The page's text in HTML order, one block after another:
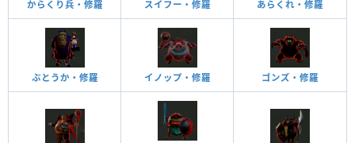
からくり兵・修羅 スイフー・修羅 あらくれ・修羅
ぶとうか・修羅 イノップ・修羅 ゴンズ・修羅